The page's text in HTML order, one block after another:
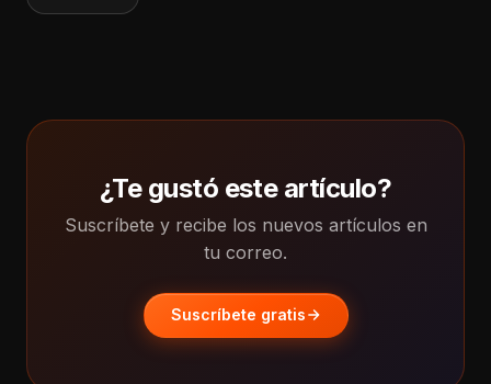
¿Te gustó este artículo?
Suscríbete y recibe los nuevos artículos en
tu correo.
Suscríbete gratis